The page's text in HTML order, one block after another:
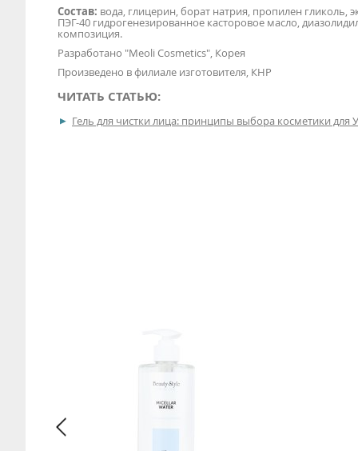
Состав: вода, глицерин, борат натрия, пропилен гликоль,
ПЭГ-40 гидрогенезированное касторовое масло,
композиция.
Разработано "Meoli Cosmetics", Корея
Произведено в филиале изготовителя, КНР
ЧИТАТЬ СТАТЬЮ:
Гель для чистки лица: принципы выбора косметики для